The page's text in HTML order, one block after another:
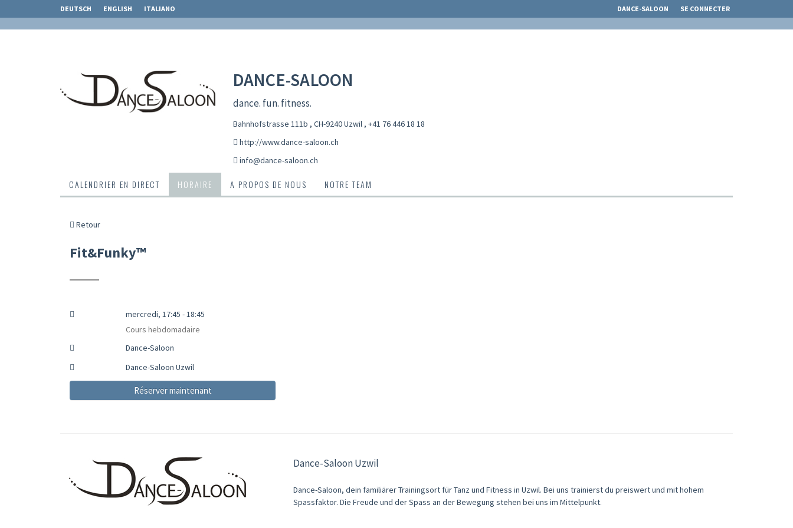
DEUTSCH ENGLISH ITALIANO DANCE-SALOON SE CONNECTER
DANCE-SALOON
dance. fun. fitness.
Bahnhofstrasse 111b , CH-9240 Uzwil , +41 76 446 18 18
http://www.dance-saloon.ch
info@dance-saloon.ch
CALENDRIER EN DIRECT HORAIRE A PROPOS DE NOUS NOTRE TEAM
Retour
Fit&Funky™
mercredi, 17:45 - 18:45
Cours hebdomadaire
Dance-Saloon
Dance-Saloon Uzwil
Réserver maintenant
Dance-Saloon Uzwil
Dance-Saloon, dein familiärer Trainingsort für Tanz und Fitness in Uzwil. Bei uns trainierst du preiswert und mit hohem
Spassfaktor. Die Freude und der Spass an der Bewegung stehen bei uns im Mittelpunkt.